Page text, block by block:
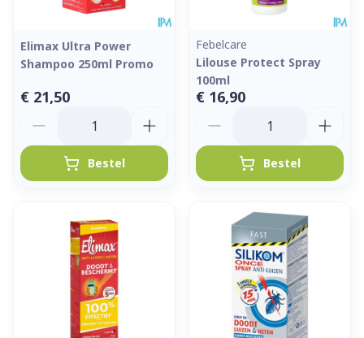
Elimax Ultra Power
Shampoo 250ml Promo
€ 21,50
Bestel
Febelcare
Lilouse Protect Spray
100ml
€ 16,90
Bestel